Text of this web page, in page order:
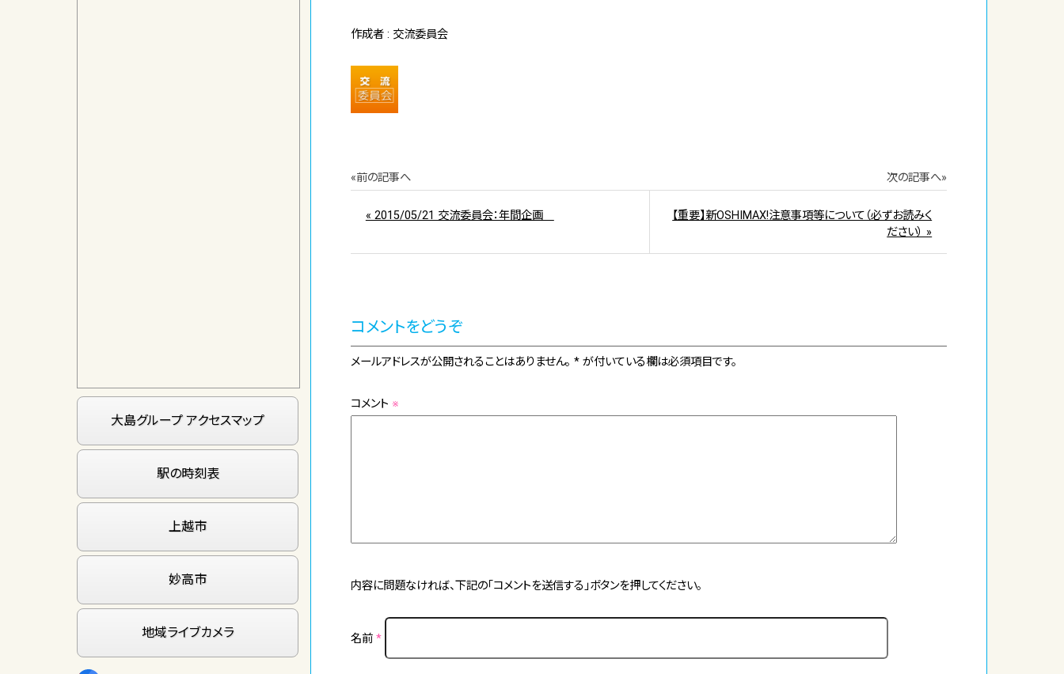
大島グループ アクセスマップ
駅の時刻表
上越市
妙高市
地域ライブカメラ
作成者 : 交流委員会
«前の記事へ 次の記事へ»
« 2015/05/21 交流委員会：年間企画
【重要】新OSHIMAX!注意事項等について（必ずお読みく
ださい） »
コメントをどうぞ
メールアドレスが公開されることはありません。 * が付いている欄は必須項目です。
コメント ※
内容に問題なければ、下記の「コメントを送信する」ボタンを押してください。
名前 *